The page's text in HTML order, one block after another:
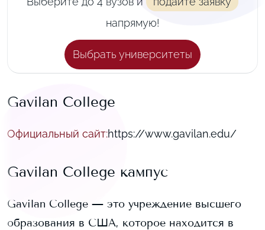
напрямую!
Выбрать университеты
Gavilan College
Официальный сайт:https://www.gavilan.edu/
Gavilan College кампус
Gavilan College — это учреждение высшего
образования в США, которое находится в